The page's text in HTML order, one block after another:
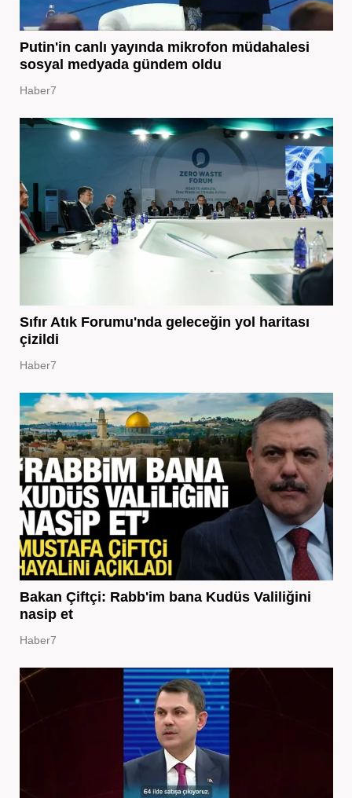
Putin'in canlı yayında mikrofon müdahalesi
sosyal medyada gündem oldu
Haber7
Sıfır Atık Forumu'nda geleceğin yol haritası
çizildi
Haber7
Bakan Çiftçi: Rabb'im bana Kudüs Valiliğini
nasip et
Haber7